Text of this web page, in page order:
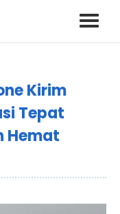
Kirim
Tepat
Hemat